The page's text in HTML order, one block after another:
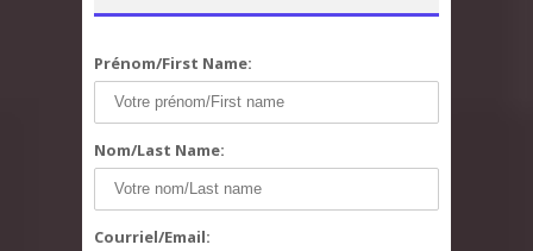
Prénom/First Name:
Nom/Last Name:
Courriel/Email: